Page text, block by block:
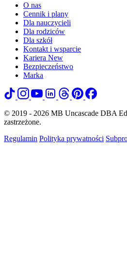
O nas
Cennik i plany
Dla nauczycieli
Dla rodziców
Dla szkół
Kontakt i wsparcie
Kariera New
Bezpieczeństwo
Marka
© 2019 - 2026 MB Uncascade DBA
zastrzeżone.
Regulamin Polityka prywatności